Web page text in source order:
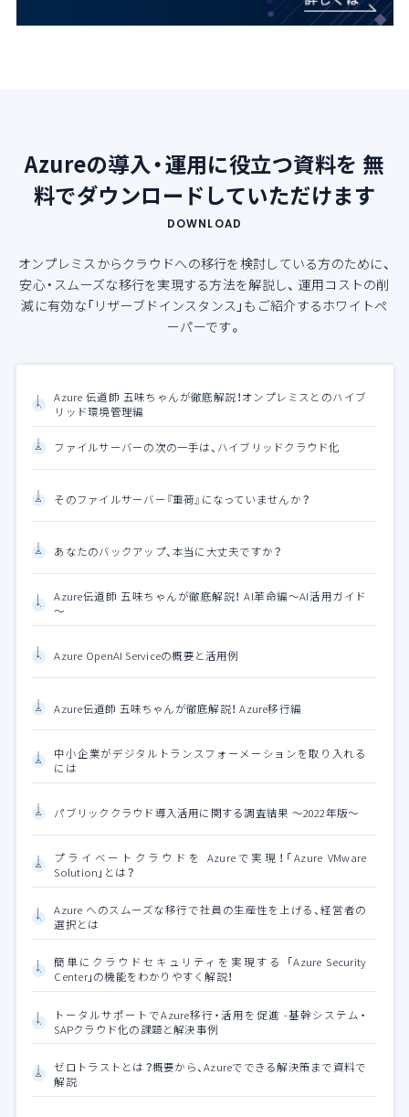
Azureの導入・運用に役立つ資料を 無
料でダウンロードしていただけます
DOWNLOAD
オンプレミスからクラウドへの移行を検討している方のために、
安心・スムーズな移行を実現する方法を解説し、 運用コストの削
減に有効な「リザーブドインスタンス」もご紹介するホワイトペ
ーパーです。
Azure 伝道師 五味ちゃんが徹底解説！オンプレミスとのハイブ
リッド環境管理編
ファイルサーバーの次の一手は、ハイブリッドクラウド化
そのファイルサーバー『重荷』になっていませんか？
あなたのバックアップ、本当に大丈夫ですか？
Azure伝道師 五味ちゃんが徹底解説！ AI革命編～AI活用ガイド
～
Azure OpenAI Serviceの概要と活用例
Azure伝道師 五味ちゃんが徹底解説！ Azure移行編
中小企業がデジタルトランスフォーメーションを取り入れる
には
パブリッククラウド導入活用に関する調査結果 ～2022年版～
プライベートクラウドを Azureで実現！「Azure VMware
Solution」とは？
Azure へのスムーズな移行で社員の生産性を上げる、経営者の
選択とは
簡単にクラウドセキュリティを実現する 「Azure Security
Center」の機能をわかりやすく解説！
トータルサポートでAzure移行・活用を促進 -基幹システム・
SAPクラウド化の課題と解決事例
ゼロトラストとは？概要から、Azureでできる解決策まで資料で
解説